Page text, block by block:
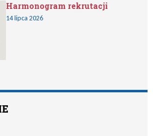
Harmonogram rekrutacji
14 lipca 2026